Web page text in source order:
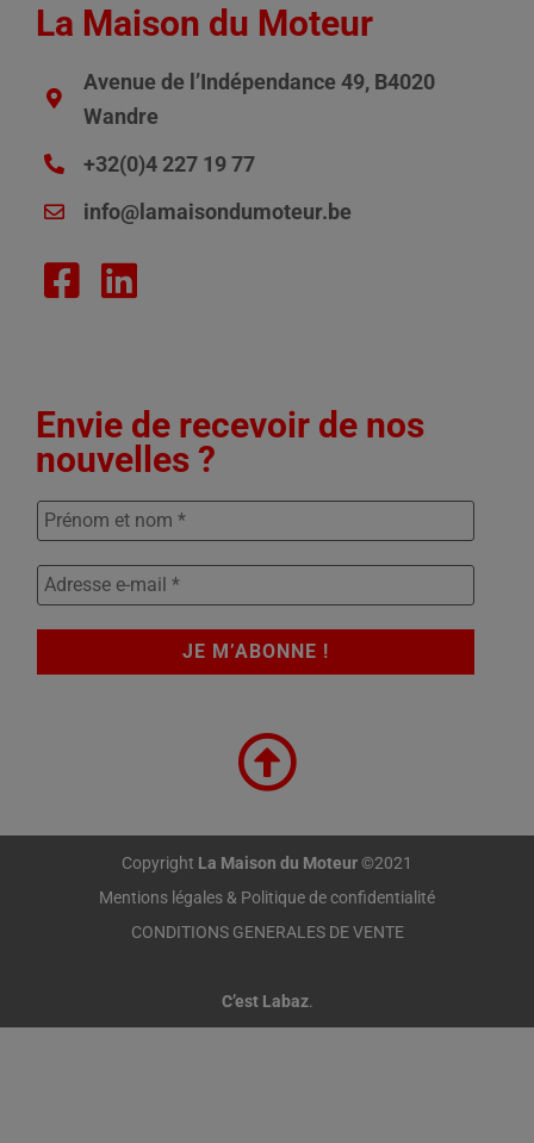
La Maison du Moteur
Avenue de l’Indépendance 49, B4020
Wandre
+32(0)4 227 19 77
info@lamaisondumoteur.be
Envie de recevoir de nos
nouvelles ?
Copyright La Maison du Moteur©2021
Mentions légales & Politique de confidentialité
CONDITIONS GENERALES DE VENTE
C’est Labaz.